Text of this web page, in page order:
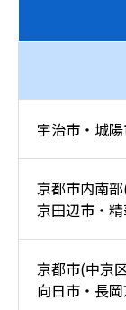
宇治市・城
京都市内南
京田辺市・
京都市(中京
向日市・長